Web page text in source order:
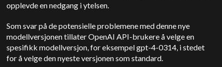
opplevde en nedgang i ytelsen.
Som svar på de potensielle problemene med denne nye
modellversjonen tillater OpenAI API-brukere å velge en
spesifikk modellversjon, for eksempel gpt-4-0314, i stedet
for å velge den nyeste versjonen som standard.